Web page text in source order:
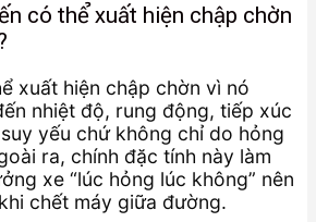
có thể xuất hiện chập chờn
xuất hiện chập chờn vì nó
nhiệt độ, rung động, tiếp xúc
yếu chứ không chỉ do hỏng
ra, chính đặc tính này làm
xe “lúc hỏng lúc không” nên
chết máy giữa đường.